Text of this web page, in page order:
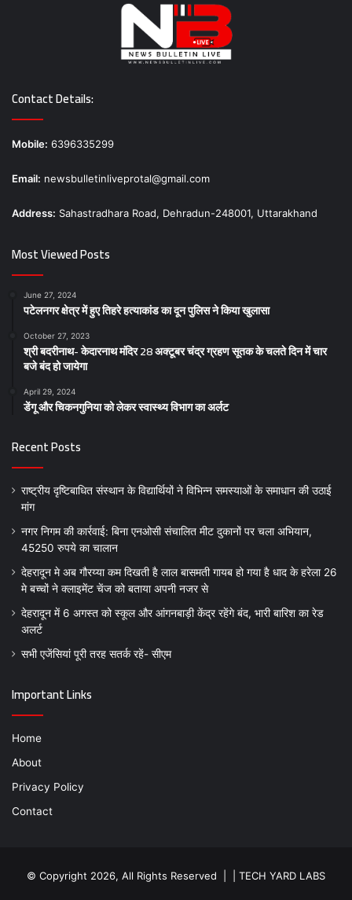
Contact Details:
Mobile: 6396335299
Email: newsbulletinliveprotal@gmail.com
Address: Sahastradhara Road, Dehradun-248001, Uttarakhand
Most Viewed Posts
June 27, 2024
पटेलनगर क्षेत्र में हुए तिहरे हत्याकांड का दून पुलिस ने किया खुलासा
October 27, 2023
श्री बदरीनाथ- केदारनाथ मंदिर 28 अक्टूबर चंद्र ग्रहण सूतक के चलते दिन में चार
बजे बंद हो जायेगा
April 29, 2024
डेंगू और चिकनगुनिया को लेकर स्वास्थ्य विभाग का अर्लट
Recent Posts
राष्ट्रीय दृष्टिबाधित संस्थान के विद्यार्थियों ने विभिन्न समस्याओं के समाधान की उठाई
मांग
नगर निगम की कार्रवाई: बिना एनओसी संचालित मीट दुकानों पर चला अभियान,
45250 रुपये का चालान
देहरादून मे अब गौरय्या कम दिखती है लाल बासमती गायब हो गया है धाद के हरेला 26
मे बच्चों ने क्लाइमेंट चेंज को बताया अपनी नजर से
देहरादून में 6 अगस्त को स्कूल और आंगनबाड़ी केंद्र रहेंगे बंद, भारी बारिश का रेड
अलर्ट
सभी एजेंसियां पूरी तरह सतर्क रहें- सीएम
Important Links
Home
About
Privacy Policy
Contact
© Copyright 2026, All Rights Reserved | | TECH YARD LABS